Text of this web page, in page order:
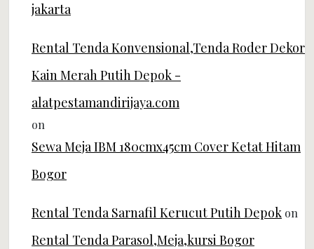
jakarta
Rental Tenda Konvensional,Tenda Roder Dekor
Kain Merah Putih Depok -
alatpestamandirijaya.com
on
Sewa Meja IBM 180cmx45cm Cover Ketat Hitam
Bogor
Rental Tenda Sarnafil Kerucut Putih Depok on
Rental Tenda Parasol,Meja,kursi Bogor